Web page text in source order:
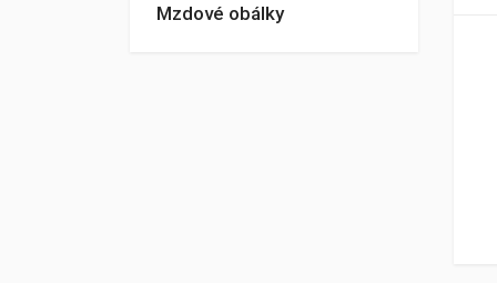
Mzdové obálky